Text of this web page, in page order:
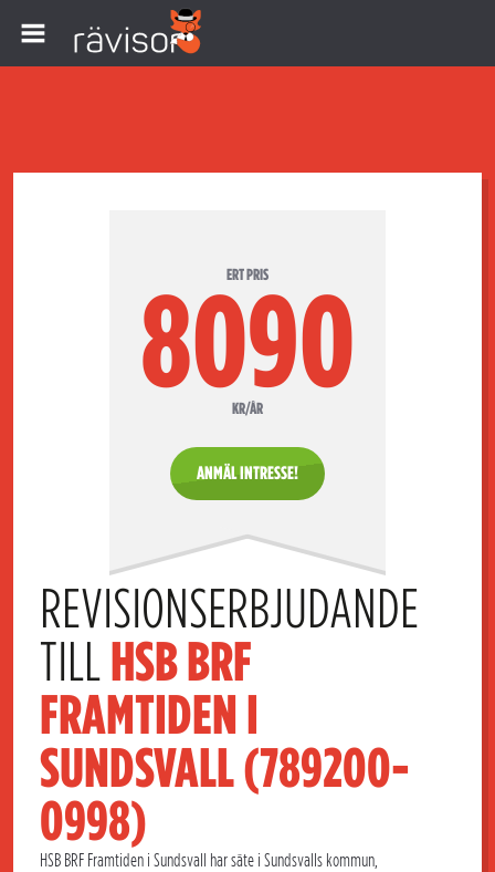
ERT PRIS
8090
KR/ÅR
ANMÄL INTRESSE!
REVISIONSERBJUDANDE
TILL HSB BRF
FRAMTIDEN I
SUNDSVALL (789200-
0998)
HSB BRF Framtiden i Sundsvall har säte i Sundsvalls kommun,